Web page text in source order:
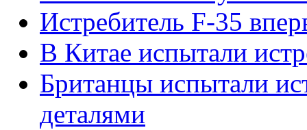
Истребитель F-35
В Китае испытали
Британцы испытали
деталями